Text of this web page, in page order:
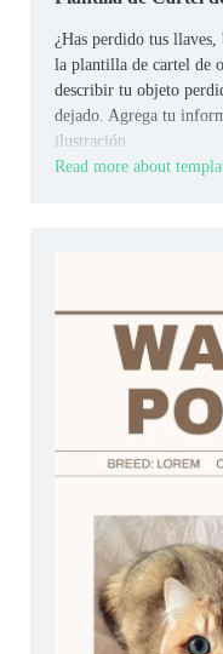
¿Has perdido tus
la plantilla de cartel de
describir tu objeto
dejado. Agrega tu
ilustración.
Read more about